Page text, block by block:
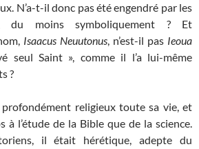
N’a-t-il donc pas été engendré par les
du moins symboliquement ? Et
Isaacus Neuutonus, n’est-il pas Ieoua
seul Saint », comme il l’a lui-même
?
religieux toute sa vie, et
à l’étude de la Bible que de la science.
il était hérétique, adepte du